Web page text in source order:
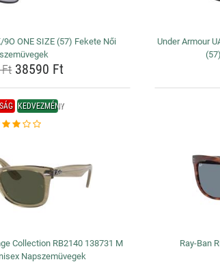
9O ONE SIZE (57) Fekete Női
38590 Ft
Under Armour
KEDVEZMÉNY
Collection RB2140 138731 M
Napszemüvegek
Ray-Ban